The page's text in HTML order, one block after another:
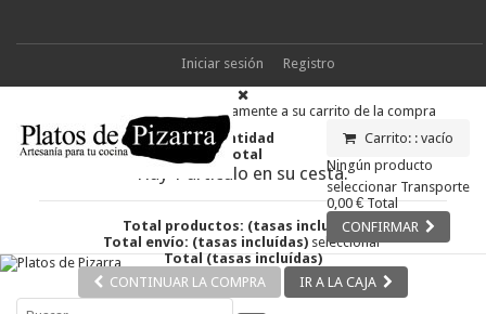
Iniciar sesión Registro
Carrito: : vacío
Ningún producto
seleccionar Transporte
0,00 € Total
CONFIRMAR
Producto añadido correctamente a su carrito de la compra
Cantidad
Total
Hay 1 artículo en su cesta.
Total productos: (tasas incluídas)
Total envío: (tasas incluídas) seleccionar
Total (tasas incluídas)
CONTINUAR LA COMPRA
IR A LA CAJA